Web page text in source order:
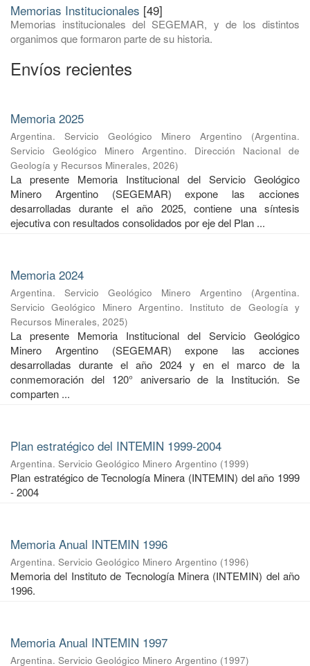
Memorias Institucionales [49]
Memorias institucionales del SEGEMAR, y de los distintos
organimos que formaron parte de su historia.
Envíos recientes
Memoria 2025
Argentina. Servicio Geológico Minero Argentino (Argentina.
Servicio Geológico Minero Argentino. Dirección Nacional de
Geología y Recursos Minerales, 2026)
La presente Memoria Institucional del Servicio Geológico
Minero Argentino (SEGEMAR) expone las acciones
desarrolladas durante el año 2025, contiene una síntesis
ejecutiva con resultados consolidados por eje del Plan ...
Memoria 2024
Argentina. Servicio Geológico Minero Argentino (Argentina.
Servicio Geológico Minero Argentino. Instituto de Geología y
Recursos Minerales, 2025)
La presente Memoria Institucional del Servicio Geológico
Minero Argentino (SEGEMAR) expone las acciones
desarrolladas durante el año 2024 y en el marco de la
conmemoración del 120° aniversario de la Institución. Se
comparten ...
Plan estratégico del INTEMIN 1999-2004
Argentina. Servicio Geológico Minero Argentino (1999)
Plan estratégico de Tecnología Minera (INTEMIN) del año 1999
- 2004
Memoria Anual INTEMIN 1996
Argentina. Servicio Geológico Minero Argentino (1996)
Memoria del Instituto de Tecnología Minera (INTEMIN) del año
1996.
Memoria Anual INTEMIN 1997
Argentina. Servicio Geológico Minero Argentino (1997)